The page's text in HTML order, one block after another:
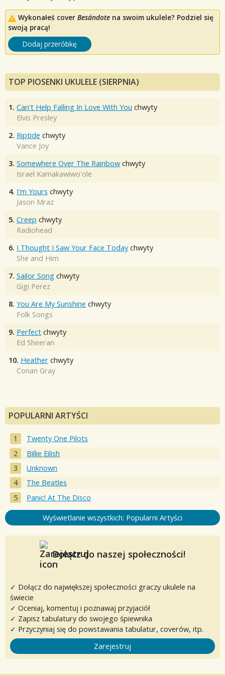
Wykonałeś cover Besándote na swoim ukulele? Podziel się
swoją pracą!
Dodaj przeróbkę
TOP PIOSENKI UKULELE (SIERPNIA)
1. Can't Help Falling In Love With You chwyty
Elvis Presley
2. Riptide chwyty
Vance Joy
3. Somewhere Over The Rainbow chwyty
Israel Kamakawiwo'ole
4. I'm Yours chwyty
Jason Mraz
5. Creep chwyty
Radiohead
6. I Thought I Saw Your Face Today chwyty
She and Him
7. Sailor Song chwyty
Gigi Perez
8. You Are My Sunshine chwyty
Folk Songs
9. Perfect chwyty
Ed Sheeran
10. Heather chwyty
Conan Gray
POPULARNI ARTYŚCI
Twenty One Pilots
Billie Eilish
Unknown
The Beatles
Panic! At The Disco
Wyświetlanie wszystkich: Popularni Artyści
Dołącz do naszej społeczności!
✓ Dołącz do największej społeczności graczy ukulele na
świecie
✓ Oceniaj, komentuj i poznawaj przyjaciół
✓ Zapisz tabulatury do swojego śpiewnika
✓ Przyczyniaj się do powstawania tabulatur, coverów, itp.
Zarejestruj